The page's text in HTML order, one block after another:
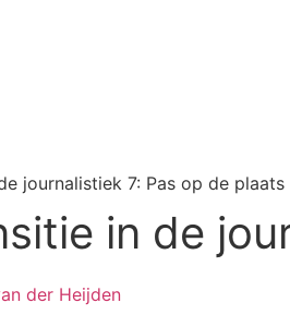
journalistiek 7: Pas op de plaats
in de
der Heijden